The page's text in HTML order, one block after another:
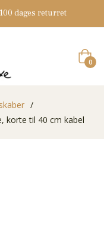
dages returret
0
/
korte til 40 cm kabel